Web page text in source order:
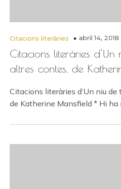
Citacions literàries abril 14, 2018
Citacions literàries d'Un
altres contes, de
Citacions literàries d’Un niu
de Katherine Mansfield * Hi